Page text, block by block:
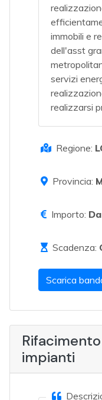
immobili e
dell'asst
servizi
realizzarsi
Regione:
Provincia:
Importo:
Scadenza:
Scarica
impianti